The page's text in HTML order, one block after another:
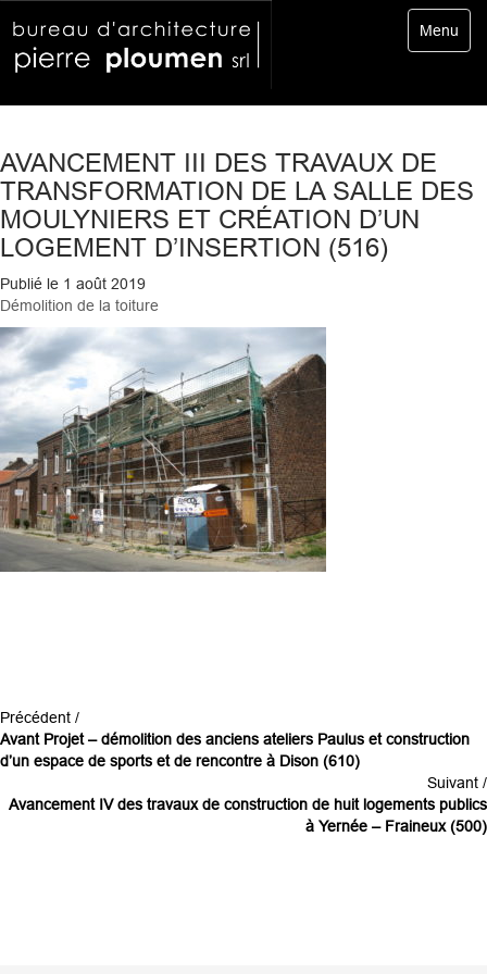
Toggle
Menu
AVANCEMENT III DES TRAVAUX DE
TRANSFORMATION DE LA SALLE DES
MOULYNIERS ET CRÉATION D’UN
LOGEMENT D’INSERTION (516)
Publié le 1 août 2019
Démolition de la toiture
Précédent /
Avant Projet – démolition des anciens ateliers Paulus et construction
d’un espace de sports et de rencontre à Dison (610)
Suivant /
Avancement IV des travaux de construction de huit logements publics
à Yernée – Fraineux (500)